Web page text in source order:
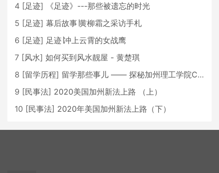
4 [足迹]
《足迹》---那些被遗忘的时光
5 [足迹] 幕后故事∣黄柳霜之采访手札
6 [足迹] 足迹∣冲上云霄的女战鹰
7 [风水] 如何买到风水靓屋 - 黄楚琪
8 [留学历程] 留学那些事儿 —— 探秘加州理工学院Caltech博士生活 [上集]
9 [民事法] 2020美国加州新法上路 （上）
10 [民事法] 2020年美国加州新法上路（下）